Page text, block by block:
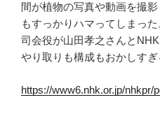
間が植物の写真や動画を撮
もすっかりハマってしまった
司会役が山田孝之さんと
やり取りも構成もおかしすぎ
https://www6.nhk.or.jp/nhkpr/